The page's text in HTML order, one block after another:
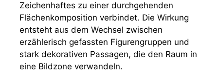
Zeichenhaftes zu einer durchgehenden
Flächenkomposition verbindet. Die Wirkung
entsteht aus dem Wechsel zwischen
erzählerisch gefassten Figurengruppen und
stark dekorativen Passagen, die den Raum in
eine Bildzone verwandeln.